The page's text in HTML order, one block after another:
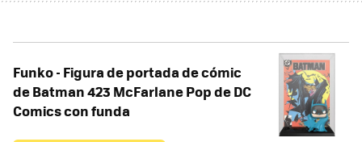
Funko - Figura de portada de cómic
de Batman 423 McFarlane Pop de DC
Comics con funda